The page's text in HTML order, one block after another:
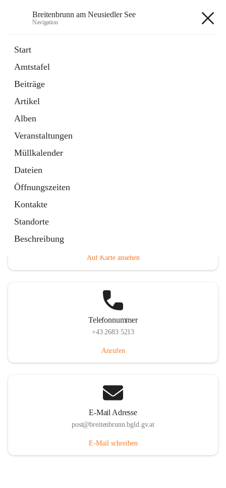
Breitenbrunn am Neusiedler See
Navigation
Start
Amtstafel
Beiträge
Artikel
Alben
Veranstaltungen
Müllkalender
Dateien
Öffnungszeiten
Kontakte
Standorte
Beschreibung
18 Schnellzugriffe
Gemeindeservice
Auf Karte ansehen
Telefonnummer
+43 2683 5213
Anrufen
E-Mail Adresse
post@breitenbrunn.bgld.gv.at
E-Mail schreiben